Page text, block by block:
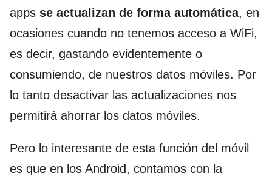
apps se actualizan de forma automática, en
ocasiones cuando no tenemos acceso a WiFi,
es decir, gastando evidentemente o
consumiendo, de nuestros datos móviles. Por
lo tanto desactivar las actualizaciones nos
permitirá ahorrar los datos móviles.
Pero lo interesante de esta función del móvil
es que en los Android, contamos con la